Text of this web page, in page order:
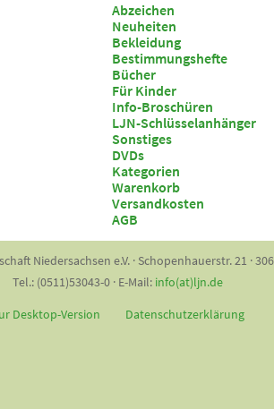
Abzeichen
Neuheiten
Bekleidung
Bestimmungshefte
Bücher
Für Kinder
Info-Broschüren
LJN-Schlüsselanhänger
Sonstiges
DVDs
Kategorien
Warenkorb
Versandkosten
AGB
Niedersachsen e.V. · Schopenhauerstr. 21 ·
Tel.: (0511)53043-0 · E-Mail: info(at)ljn.de
Desktop-Version
Datenschutzerklärung